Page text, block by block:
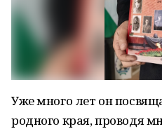
Уже много лет он
родного края, проводя